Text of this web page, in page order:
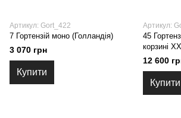
Артикул: Gort_422
7 Гортензій моно (Голландія)
3 070 грн
Купити
Артикул:
45
корзині
12 600
Купити